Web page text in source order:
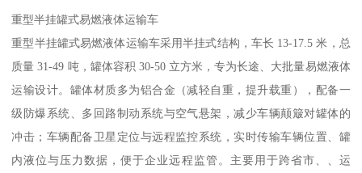
重型半挂罐式易燃液体运输车​
重型半挂罐式易燃液体运输车采用半挂式结构，车长 13-17.5 米，总
质量 31-49 吨，罐体容积 30-50 立方米，专为长途、大批量易燃液体
运输设计。罐体材质多为铝合金（减轻自重，提升载重），配备一
级防爆系统、多回路制动系统与空气悬架，减少车辆颠簸对罐体的
冲击；车辆配备卫星定位与远程监控系统，实时传输车辆位置、罐
内液位与压力数据，便于企业远程监管。主要用于跨省市、、运